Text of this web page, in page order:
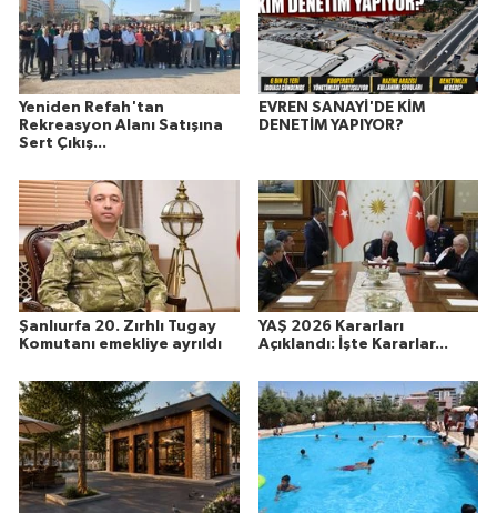
Yeniden Refah'tan
Rekreasyon Alanı Satışına
Sert Çıkış...
EVREN SANAYİ'DE KİM
DENETİM YAPIYOR?
Şanlıurfa 20. Zırhlı Tugay
Komutanı emekliye ayrıldı
YAŞ 2026 Kararları
Açıklandı: İşte Kararlar...